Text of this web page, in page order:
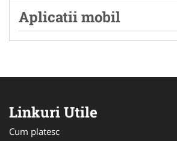
Aplicatii mobil
Linkuri Utile
Cum platesc